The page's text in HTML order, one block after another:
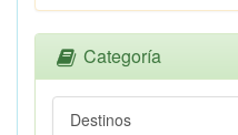
Categoría
Destinos